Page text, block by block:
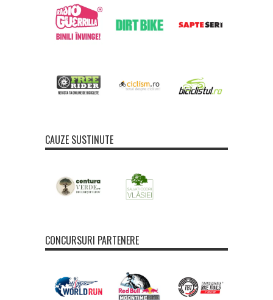
CAUZE SUSTINUTE
CONCURSURI PARTENERE